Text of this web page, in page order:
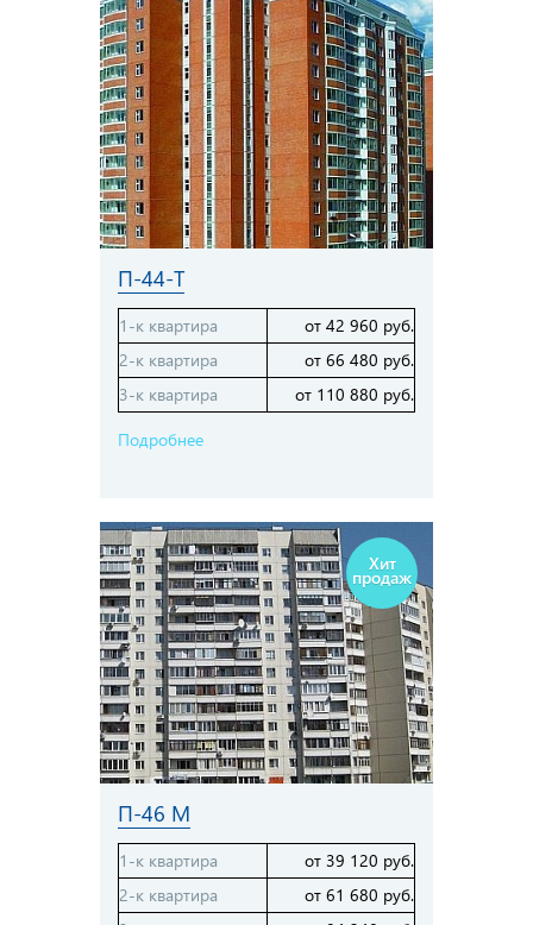
П-44-Т
1-к квартира
от 42 960 руб.
2-к квартира
от 66 480 руб.
3-к квартира
от 110 880 руб.
Подробнее
Хит
продаж
П-46 М
1-к квартира
от 39 120 руб.
2-к квартира
от 61 680 руб.